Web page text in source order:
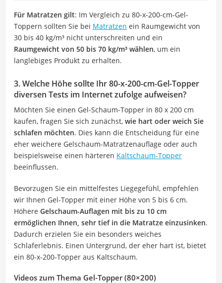
Für Matratzen gilt: Im Vergleich zu 80-x-200-cm-Gel-
Toppern sollten Sie bei Matratzen ein Raumgewicht von
30 bis 40 kg/m³ nicht unterschreiten und ein
Raumgewicht von 50 bis 70 kg/m³ wählen, um ein
langlebiges Produkt zu erhalten.
3. Welche Höhe sollte Ihr 80-x-200-cm-Gel-Topper
diversen Tests im Internet zufolge aufweisen?
Möchten Sie einen Gel-Schaum-Topper in 80 x 200 cm
kaufen, fragen Sie sich zunächst, wie hart oder weich Sie
schlafen möchten. Dies kann die Entscheidung für eine
eher weichere Gelschaum-Matratzenauflage oder auch
beispielsweise einen härteren Kaltschaum-Topper
beeinflussen.
Bevorzugen Sie ein mittelfestes Liegegefühl, empfehlen
wir Ihnen Gel-Topper mit einer Höhe von 5 bis 6 cm.
Höhere Gelschaum-Auflagen mit bis zu 10 cm
ermöglichen Ihnen, sehr tief in die Matratze einzusinken.
Dadurch erzielen Sie ein besonders weiches
Schlaferlebnis. Einen Untergrund, der eher hart ist, bietet
ein 80-x-200-Topper aus Kaltschaum.
Videos zum Thema Gel-Topper (80×200)